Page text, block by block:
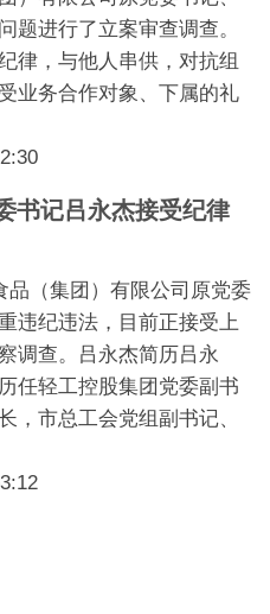
题进行了立案审查调查。
律，与他人串供，对抗组
业务合作对象、下属的礼
书记吕永杰接受纪律
品（集团）有限公司原党委
违纪违法，目前正接受上
调查。吕永杰简历吕永
任轻工控股集团党委副书
，市总工会党组副书记、